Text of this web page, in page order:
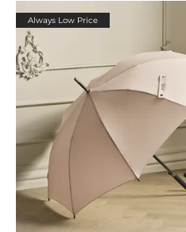
Always Low Price